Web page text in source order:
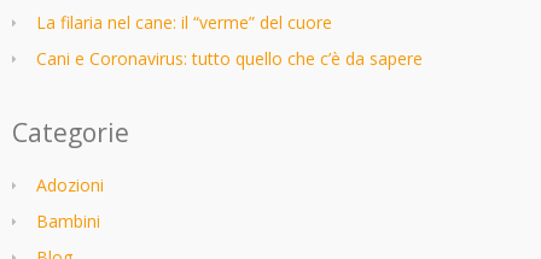
La filaria nel cane: il “verme” del cuore
Cani e Coronavirus: tutto quello che c’è da sapere
Categorie
Adozioni
Bambini